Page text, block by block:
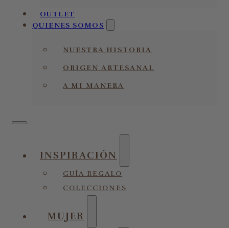
OUTLET
QUIENES SOMOS
NUESTRA HISTORIA
ORIGEN ARTESANAL
A MI MANERA
INSPIRACIÓN
GUÍA REGALO
COLECCIONES
MUJER